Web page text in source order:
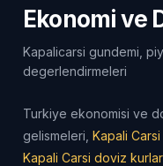
Ekonomi ve
Kapalicarsi gundemi,
degerlendirmeleri
Turkiye ekonomisi ve
gelismeleri, Kapali
Kapali Carsi doviz